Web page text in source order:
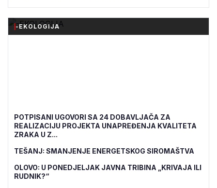
-EKOLOGIJA
POTPISANI UGOVORI SA 24 DOBAVLJAČA ZA
REALIZACIJU PROJEKTA UNAPREĐENJA KVALITETA
ZRAKA U Z...
TEŠANJ: SMANJENJE ENERGETSKOG SIROMAŠTVA
OLOVO: U PONEDJELJAK JAVNA TRIBINA „KRIVAJA ILI
RUDNIK?“